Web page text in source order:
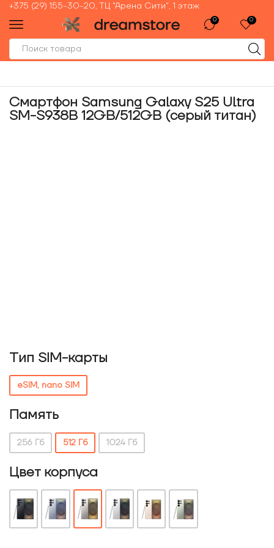
+375 (29) 155-30-20, ТЦ "Арена Сити", 1 этаж
0 0
Смартфон Samsung Galaxy S25 Ultra
SM-S938B 12GB/512GB (серый титан)
Тип SIM-карты
eSIM, nano SIM
Память
256 Гб 512 Гб 1024 Гб
Цвет корпуса